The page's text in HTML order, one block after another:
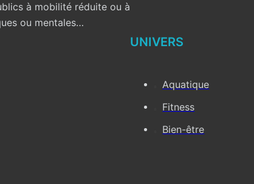
à mobilité réduite ou à
ou mentales…
UNIVERS
Aquatique
Fitness
Bien-être